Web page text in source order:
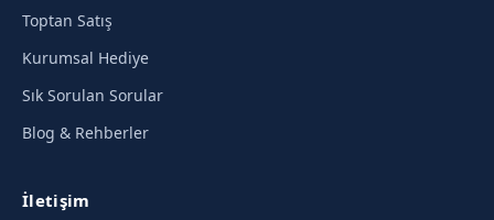
Toptan Satış
Kurumsal Hediye
Sık Sorulan Sorular
Blog & Rehberler
İletişim